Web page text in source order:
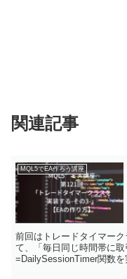
関連記事
MQL5でEA作ろう講座
前回はトレードタイマー
て、「毎日同じ時間帯に取
=DailySessionTimer関数を